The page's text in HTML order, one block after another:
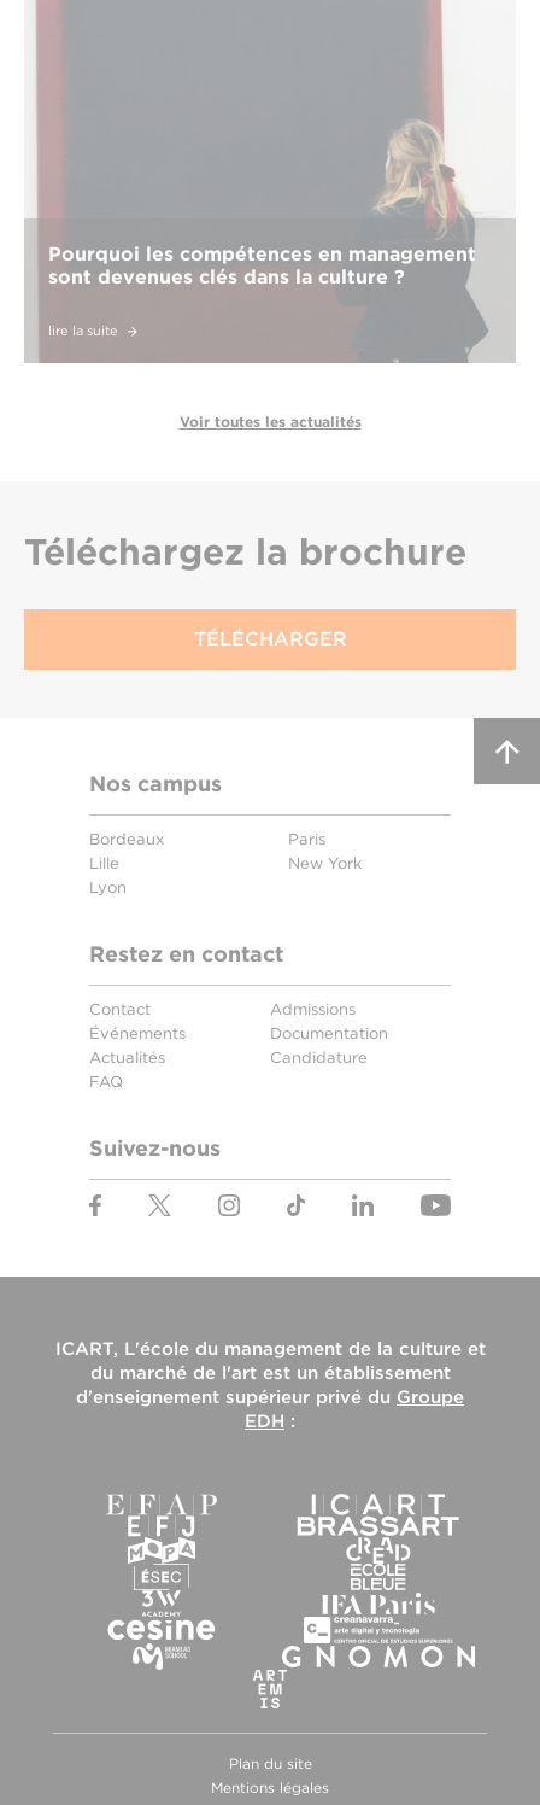
Pourquoi les compétences en management
sont devenues clés dans la culture ?
lire la suite
Voir toutes les actualités
Téléchargez la brochure
TÉLÉCHARGER
Nos campus
Bordeaux
Lille
Lyon
Paris
New York
Restez en contact
Contact
Événements
Actualités
FAQ
Admissions
Documentation
Candidature
Suivez-nous
ICART, L'école du management de la culture et
du marché de l'artest un établissement
d'enseignement supérieur privé du Groupe
EDH :
Plan du site
Mentions légales